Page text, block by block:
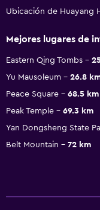
Ubicación de Huayang
Mejores lugares de
Eastern Qing Tombs
Yu Mausoleum
26.8
Peace Square
68.5 km
Peak Temple
69.3 km
Yan Dongsheng State
Belt Mountain
72 km